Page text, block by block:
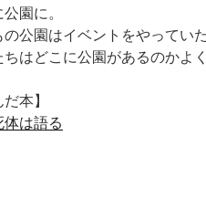
園に。
の公園はイベントをやってい
ちはどこに公園があるのかよ
だ本】
体は語る